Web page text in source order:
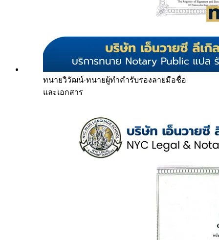
ทนายวิวัฒน์·ทนายผู้ทำคำรับรองลายมือชื่อ
และเอกสาร